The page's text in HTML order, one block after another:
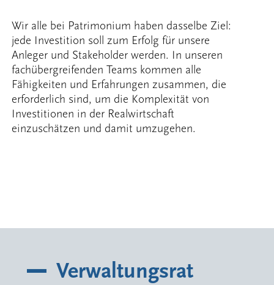
Wir alle bei Patrimonium haben dasselbe Ziel:
jede Investition soll zum Erfolg für unsere
Anleger und Stakeholder werden. In unseren
fachübergreifenden Teams kommen alle
Fähigkeiten und Erfahrungen zusammen, die
erforderlich sind, um die Komplexität von
Investitionen in der Realwirtschaft
einzuschätzen und damit umzugehen.
Verwaltungsrat